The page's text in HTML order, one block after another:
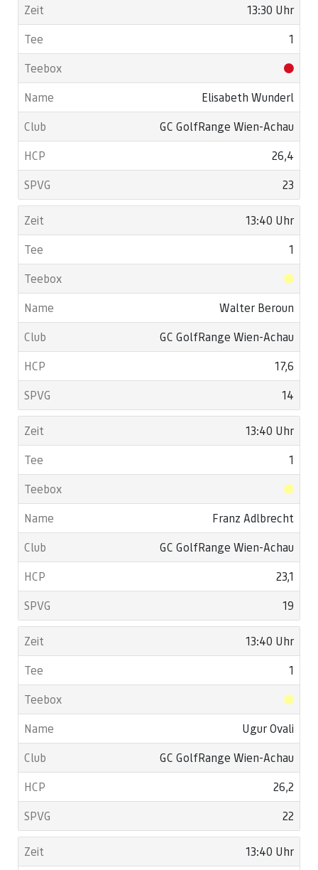
13:30 Uhr
1
Elisabeth Wunderl
GC GolfRange Wien-Achau
26,4
23
13:40 Uhr
1
Walter Beroun
GC GolfRange Wien-Achau
17,6
14
13:40 Uhr
1
Franz Adlbrecht
GC GolfRange Wien-Achau
23,1
19
13:40 Uhr
1
Ugur Ovali
GC GolfRange Wien-Achau
26,2
22
13:40 Uhr